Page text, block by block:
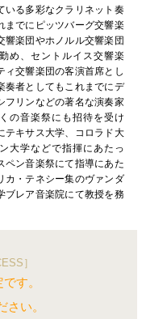
いる多彩なクラリネット奏
までにピッツバーグ交響楽
響楽団やホノルル交響楽団
め、セントルイス交響楽
ィ交響楽団の客演首席とし
奏者としてもこれまでにデ
フリンなどの著名な演奏家
の音楽祭にも招待を受け
テキサス大学、コロラド大
大学などで指揮にあたっ
ペン音楽祭にて指導にあた
カ・テネシー集のヴァンダ
ブレア音楽院にて教授を務
］
す。
さい。